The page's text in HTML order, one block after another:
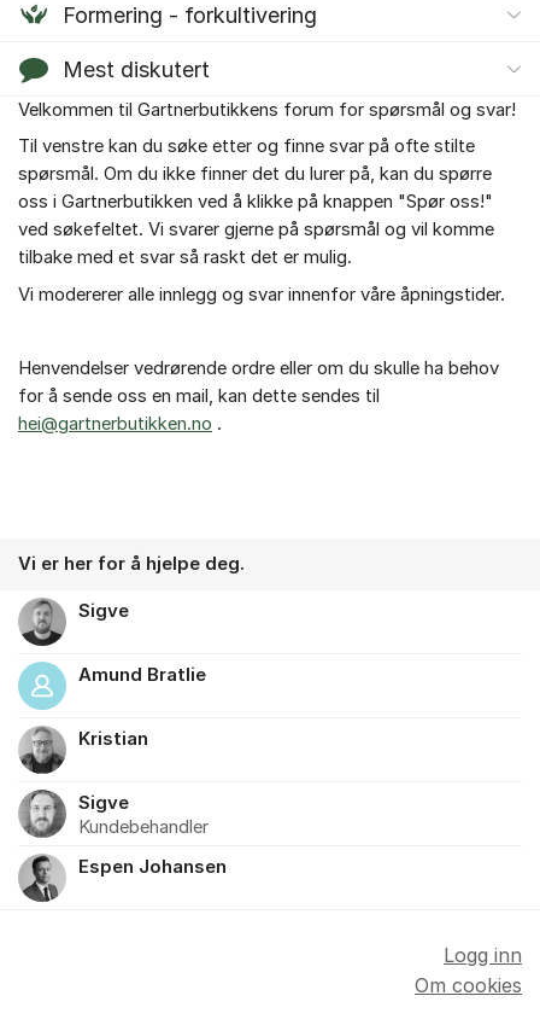
Formering - forkultivering
Mest diskutert
Om forumet
Velkommen til Gartnerbutikkens forum for spørsmål og svar!
Til venstre kan du søke etter og finne svar på ofte stilte
spørsmål. Om du ikke finner det du lurer på, kan du spørre
oss i Gartnerbutikken ved å klikke på knappen "Spør oss!"
ved søkefeltet. Vi svarer gjerne på spørsmål og vil komme
tilbake med et svar så raskt det er mulig.
Vi modererer alle innlegg og svar innenfor våre åpningstider.
Henvendelser vedrørende ordre eller om du skulle ha behov
for å sende oss en mail, kan dette sendes til
hei@gartnerbutikken.no .
Vi er her for å hjelpe deg.
Sigve
Amund Bratlie
Kristian
Sigve
Kundebehandler
Espen Johansen
Logg inn
Om cookies